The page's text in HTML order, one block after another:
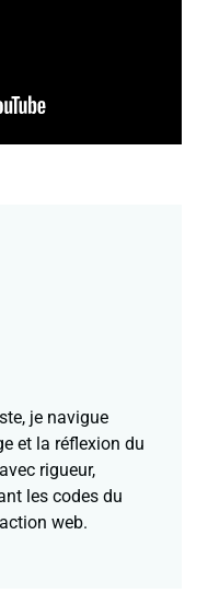
je navigue
et la réflexion du
rigueur,
les codes du
web.